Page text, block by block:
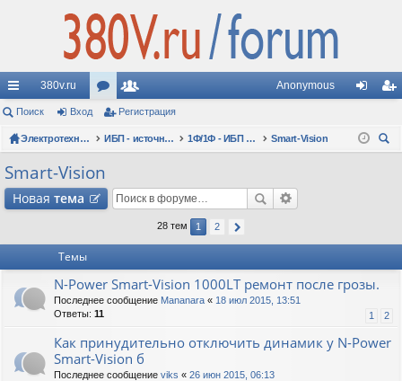
с
ы
лк
380v.ru
ор
ум
ол
ьз
ат
и
Anonymous
д ис
Поиск Вход Регистрация
Электротехнические форумы ИБП - источники бесперебойного питания 1Ф/1Ф - ИБП N-POWER - однофазные 1-10 кВА - вопросы по моделям
Smart-Vision
Smart-Vision
Новая тема
28 тем 1 2
Темы
N-Power Smart-Vision 1000LT ремонт после грозы.
Последнее сообщение Mananara « 18 июл 2015, 13:51
Ответы: 11 1 2
Как принудительно отключить динамик у N-Power
Smart-Vision б
Последнее сообщение viks « 26 июн 2015, 06:13